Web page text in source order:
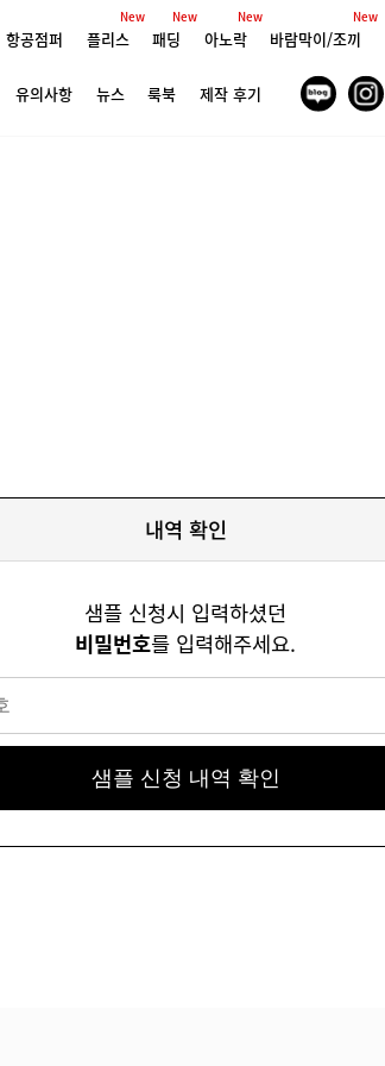
항공점퍼 플리스
New
패딩
New
아노락
New
바람막이/조끼
New
유의사항 뉴스 룩북 제작 후기
내역 확인
샘플 신청시 입력하셨던
비밀번호를 입력해주세요.